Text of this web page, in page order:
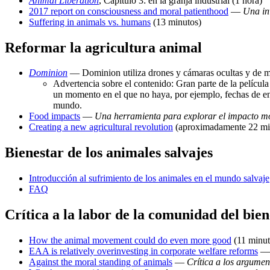
2017 report on consciousness and moral patienthood — Una
Suffering in animals vs. humans (13 minutos)
Reformar la agricultura animal
Dominion — Dominion utiliza drones y cámaras ocultas y de
Advertencia sobre el contenido: Gran parte de la
un momento en el que no haya, por ejemplo, fechas de
mundo.
Food impacts — Una herramienta para explorar el impacto
Creating a new agricultural revolution (aproximadamente 22
Bienestar de los animales salvajes
Introducción al sufrimiento de los animales en el mundo salvaje
FAQ
Crítica a la labor de la comunidad del
How the animal movement could do even more good (11
EAA is relatively overinvesting in corporate welfare reforms
Against the moral standing of animals — Crítica a los